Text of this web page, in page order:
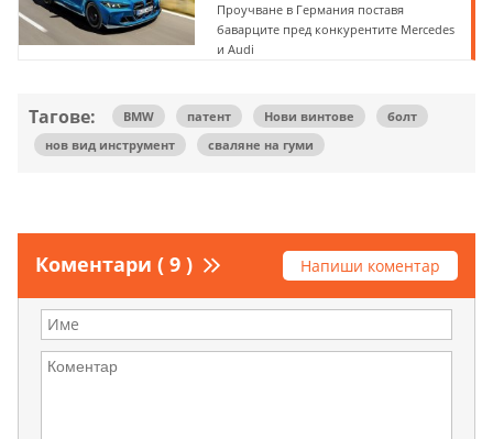
Проучване в Германия поставя
баварците пред конкурентите Mercedes
и Audi
Тагове: BMW патент Нови винтове
болт
нов вид инструмент
сваляне на гуми
Коментари ( 9 ) Напиши коментар